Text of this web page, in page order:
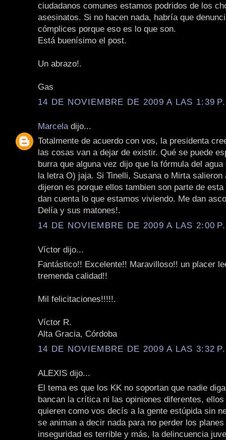
ciudadanos comunes estamos podridos de los
asesinatos. Si no hacen nada, habría que
cómplices porque eso es lo que son.
Está buenísimo el post.
Un abrazo!.
Gas
14 DE NOVIEMBRE DE 2009 A LAS 1:39
Marcela dijo...
Totalmente de acuerdo con vos, la presidenta
las cosas van a dejar de existir. Qué se puede
burra que alguna vez dijo que la fórmula del
la letra O) jaja. Si Tinelli, Susana o Mirta salieron
dijeron es porque ellos tambien son parte de
dan cuenta lo que estamos viviendo. Me dan
Delía y sus matones!.
14 DE NOVIEMBRE DE 2009 A LAS 2:00
Víctor dijo...
Fantástico!! Excelente!! Maravilloso!! un placer
tremenda calidad!!
Mil felicitaciones!!!!!.
Víctor R.
Alta Gracia, Córdoba
14 DE NOVIEMBRE DE 2009 A LAS 3:32
ALEXIS dijo...
El tema es que los KK no soportan que nadie
bancan la crítica ni las opiniones diferentes,
quieren como vos decís a la gente estúpida sin
se animan a decir nada para no perder los
inseguridad es terrible y más, la delincuencia